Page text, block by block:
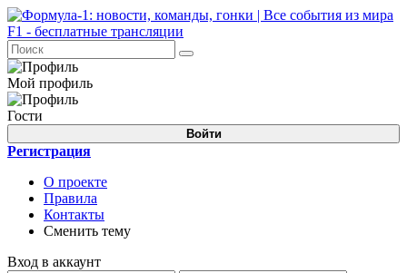
Мой профиль
Гости
Войти
Регистрация
О проекте
Правила
Контакты
Сменить тему
Вход в аккаунт